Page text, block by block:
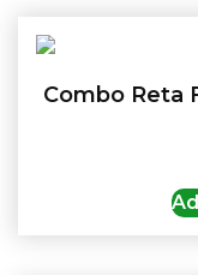
Combo Reta